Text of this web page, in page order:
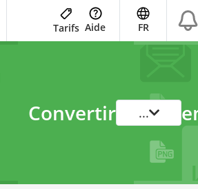
Tarifs Aide FR
Convertir ...